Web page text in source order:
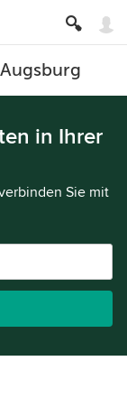
in Ihrer
Sie mit